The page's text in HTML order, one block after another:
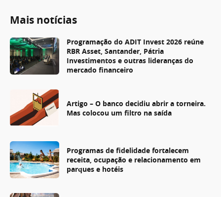
Mais notícias
Programação do ADIT Invest 2026 reúne
RBR Asset, Santander, Pátria
Investimentos e outras lideranças do
mercado financeiro
Artigo – O banco decidiu abrir a torneira.
Mas colocou um filtro na saída
Programas de fidelidade fortalecem
receita, ocupação e relacionamento em
parques e hotéis